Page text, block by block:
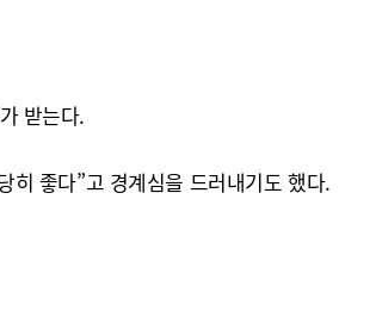
받는다.
히 좋다”고 경계심을 드러내기도 했다.